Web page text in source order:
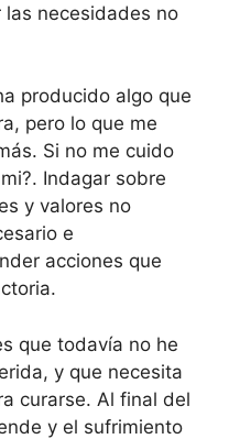
las necesidades no
producido algo que
pero lo que me
Si no me cuido
Indagar sobre
y valores no
e
acciones que
que todavía no he
y que necesita
curarse. Al final del
y el sufrimiento